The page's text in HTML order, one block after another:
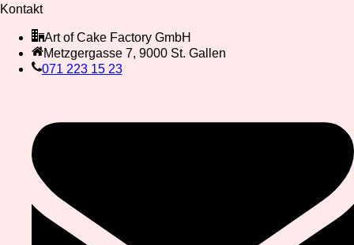
Kontakt
Art of Cake Factory GmbH
Metzgergasse 7, 9000 St. Gallen
071 223 15 23